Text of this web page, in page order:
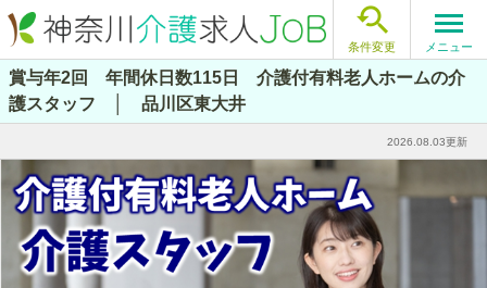

条件変更 メニュー
賞与年2回 年間休日数115日 介護付有料老人ホームの介
護スタッフ │ 品川区東大井
2026.08.03更新